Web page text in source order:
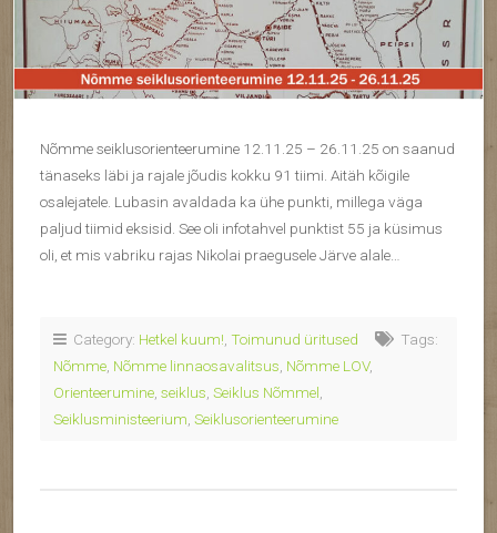
Nõmme seiklusorienteerumine 12.11.25 – 26.11.25 on saanud
tänaseks läbi ja rajale jõudis kokku 91 tiimi. Aitäh kõigile
osalejatele. Lubasin avaldada ka ühe punkti, millega väga
paljud tiimid eksisid. See oli infotahvel punktist 55 ja küsimus
oli, et mis vabriku rajas Nikolai praegusele Järve alale…
Category: Hetkel kuum! Toimunud üritused
Tags:
Nõmme Nõmme linnaosavalitsus Nõmme LOV,
Orienteerumine seiklus Seiklus Nõmmel
Seiklusministeerium Seiklusorienteerumine